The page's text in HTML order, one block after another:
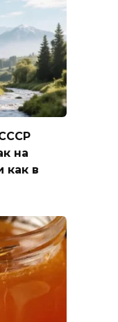
на
как в